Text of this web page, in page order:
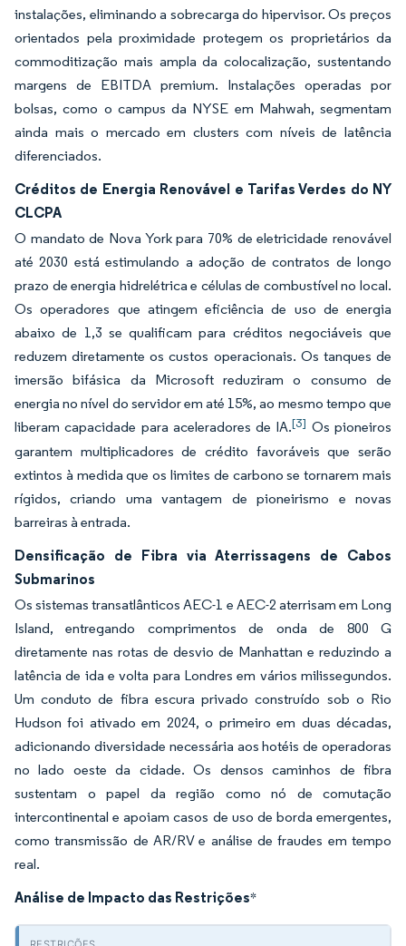
instalações, eliminando a sobrecarga do hipervisor. Os preços
orientados pela proximidade protegem os proprietários da
commoditização mais ampla da colocalização, sustentando
margens de EBITDA premium. Instalações operadas por
bolsas, como o campus da NYSE em Mahwah, segmentam
ainda mais o mercado em clusters com níveis de latência
diferenciados.
Créditos de Energia Renovável e Tarifas Verdes do NY
CLCPA
O mandato de Nova York para 70% de eletricidade renovável
até 2030 está estimulando a adoção de contratos de longo
prazo de energia hidrelétrica e células de combustível no local.
Os operadores que atingem eficiência de uso de energia
abaixo de 1,3 se qualificam para créditos negociáveis que
reduzem diretamente os custos operacionais. Os tanques de
imersão bifásica da Microsoft reduziram o consumo de
energia no nível do servidor em até 15%, ao mesmo tempo que
liberam capacidade para aceleradores de IA.[3] Os pioneiros
garantem multiplicadores de crédito favoráveis que serão
extintos à medida que os limites de carbono se tornarem mais
rígidos, criando uma vantagem de pioneirismo e novas
barreiras à entrada.
Densificação de Fibra via Aterrissagens de Cabos
Submarinos
Os sistemas transatlânticos AEC-1 e AEC-2 aterrisam em Long
Island, entregando comprimentos de onda de 800 G
diretamente nas rotas de desvio de Manhattan e reduzindo a
latência de ida e volta para Londres em vários milissegundos.
Um conduto de fibra escura privado construído sob o Rio
Hudson foi ativado em 2024, o primeiro em duas décadas,
adicionando diversidade necessária aos hotéis de operadoras
no lado oeste da cidade. Os densos caminhos de fibra
sustentam o papel da região como nó de comutação
intercontinental e apoiam casos de uso de borda emergentes,
como transmissão de AR/RV e análise de fraudes em tempo
real.
Análise de Impacto das Restrições*